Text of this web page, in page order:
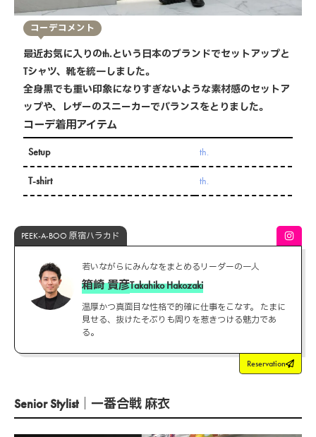
コーデコメント
最近お気に入りのth.という日本のブランドでセットアップと
Tシャツ、靴を統一しました。
全身黒でも重い印象になりすぎないような素材感のセットア
ップや、レザーのスニーカーでバランスをとりました。
コーデ着用アイテム
Setup th.
T-shirt th.
PEEK-A-BOO 原宿ハラカド
若いながらにみんなをまとめるリーダーの一人
箱崎 貴彦Takahiko Hakozaki
温厚かつ真面目な性格で的確に仕事をこなす。 たまに
見せる、抜けたそぶりも周りを惹きつける魅力であ
る。
Reservation
Senior Stylist｜一番合戦 麻衣